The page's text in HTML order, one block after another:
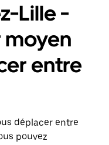
Lille -
moyen
entre
déplacer entre
pouvez